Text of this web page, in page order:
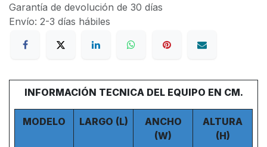
Garantía de devolución de 30 días
Envío: 2-3 días hábiles
INFORMACIÓN TECNICA DEL EQUIPO EN CM.
MODELO LARGO (L)
ANCHO
(W)
ALTURA
(H)